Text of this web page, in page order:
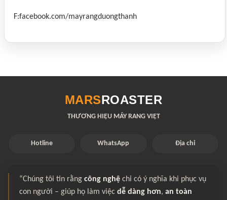
F:facebook.com/mayrangduongthanh
MARSROASTER
THƯƠNG HIỆU MÁY RANG VIỆT
Hotline WhatsApp Địa chỉ
“Chúng tôi tin rằng công nghệ chỉ có ý nghĩa khi phục vụ
con người – giúp họ làm việc dễ dàng hơn, an toàn